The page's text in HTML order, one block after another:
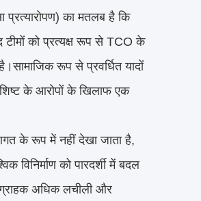
प्रत्यारोपण) का मतलब है कि
टीमों को प्रत्यक्ष रूप से TCO के
रूप से प्रवर्धित यादों
के आरोपों के खिलाफ एक
के रूप में नहीं देखा जाता है,
विनिर्माण को पारदर्शी में बदल
ग्राहक अधिक लचीली और